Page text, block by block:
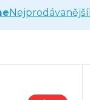
Nejprodávanější